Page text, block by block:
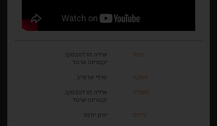
בימוי
איליה חרז'נובסקי,
יקטרינה ארטל
הפקה סרגיי אדונייב
תסריט
איליה חרז'נובסקי,
יקטרינה ארטל
צילום יורגן יורגס